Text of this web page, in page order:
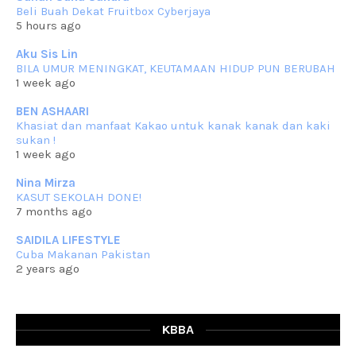
RESIPI KUIH KASWI KELEDEK UNGU
Assalammualaikum, salam semua. Masih belum terlambat untuk che
mat ucapkan
Jun 30 2023
RESIPI KURMA AYAM MERAH
Assalammualaikum, salam semua. Hari ni 4 Zulhijjah 1444 Hijrah,
Jun 23 2023
RESIPI SAMBAL PARU
Assalammualaikum, salam sejahtera semua. Lama betul che mat tak
Jun 20 2023
RESIPI PISANG MUDA MASAK LEMAK
lemak ni che mat... read more
Mar 07 2023
RESIPI BAMIA KAMBING
Beli Buah Dekat Fruitbox Cyberjaya
5 hours ago
Aku Sis Lin
BILA UMUR MENINGKAT, KEUTAMAAN HIDUP PUN BERUBAH
1 week ago
BEN ASHAARI
Khasiat dan manfaat Kakao untuk kanak kanak dan kaki
sukan !
1 week ago
Nina Mirza
KASUT SEKOLAH DONE!
7 months ago
SAIDILA LIFESTYLE
Cuba Makanan Pakistan
2 years ago
KBBA